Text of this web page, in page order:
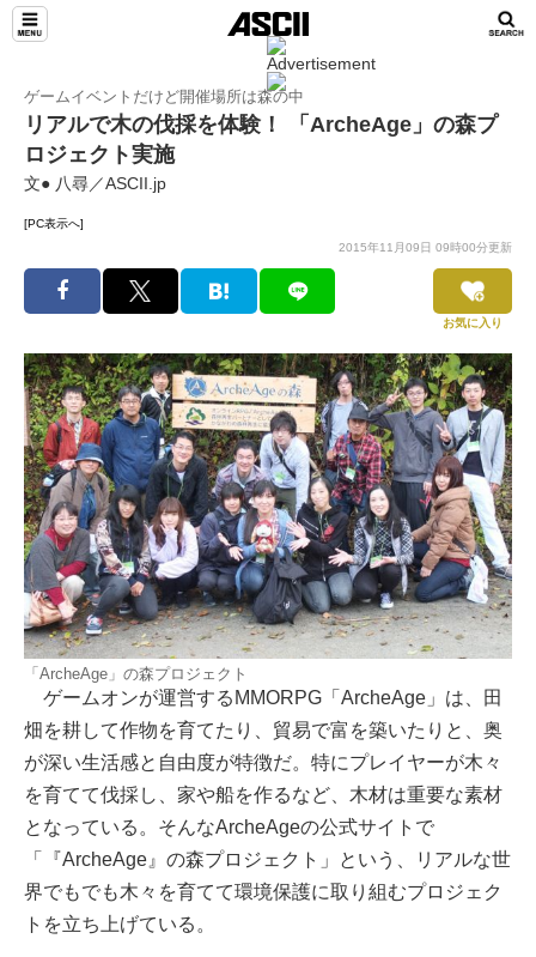
ゲームイベントだけど開催場所は森の中
リアルで木の伐採を体験！ 「ArcheAge」の森プ
ロジェクト実施
文● 八尋／ASCII.jp
[PC表示へ]
2015年11月09日 09時00分更新
お気に入り
「ArcheAge」の森プロジェクト
ゲームオンが運営するMMORPG「ArcheAge」は、田
畑を耕して作物を育てたり、貿易で富を築いたりと、奥
が深い生活感と自由度が特徴だ。特にプレイヤーが木々
を育てて伐採し、家や船を作るなど、木材は重要な素材
となっている。そんなArcheAgeの公式サイトで
「『ArcheAge』の森プロジェクト」という、リアルな世
界でもでも木々を育てて環境保護に取り組むプロジェク
トを立ち上げている。